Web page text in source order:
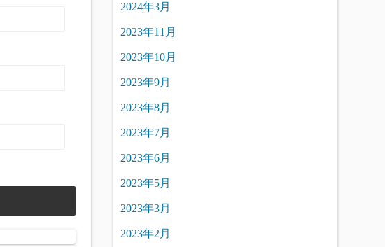
2024年3月
2023年11月
2023年10月
2023年9月
2023年8月
2023年7月
2023年6月
2023年5月
2023年3月
2023年2月